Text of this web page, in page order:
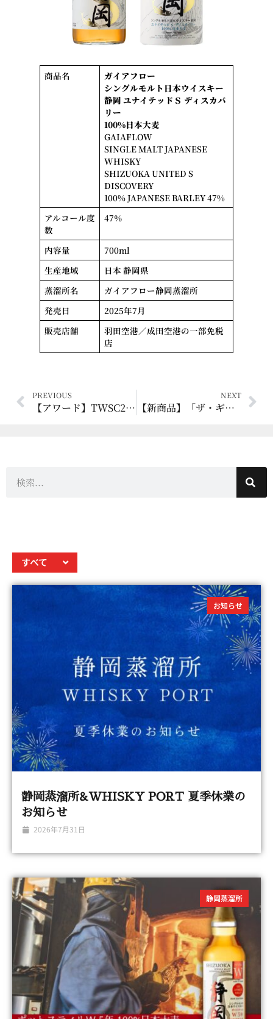
商品名
ガイアフロー
シングルモルト日本ウイスキー
静岡 ユナイテッドＳ ディスカバ
リー
100%日本大麦
GAIAFLOW
SINGLE MALT JAPANESE
WHISKY
SHIZUOKA UNITED S
DISCOVERY
100% JAPANESE BARLEY 47%
アルコール度
数
47％
内容量
700ml
生産地域
日本 静岡県
蒸溜所名
ガイアフロー静岡蒸溜所
発売日
2025年7月
販売店舗
羽田空港／成田空港の一部免税
店
PREVIOUS
【アワード】TWSC2025にて静岡蒸溜所が「ベストディスティラリー賞」を受賞
NEXT
【新商品】「ザ・ギャラリー・ビヨンド」第１作「ポーティアス・モルトミル」 9月中旬発売！
すべて
お知らせ
静岡蒸溜所&WHISKY PORT 夏季休業の
お知らせ
2026年7月31日
静岡蒸溜所